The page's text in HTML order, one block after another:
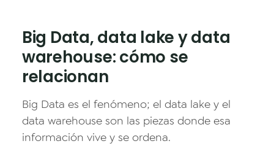
Big Data, data lake y data
warehouse: cómo se
relacionan
Big Data es el fenómeno; el data lake y el
data warehouse son las piezas donde esa
información vive y se ordena.